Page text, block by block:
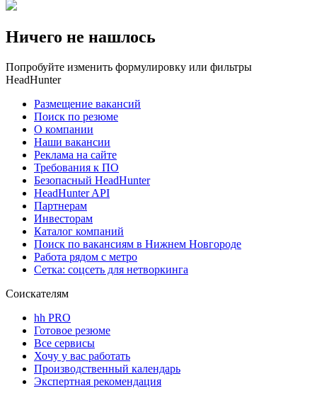
Ничего не нашлось
Попробуйте изменить формулировку или фильтры
HeadHunter
Размещение вакансий
Поиск по резюме
О компании
Наши вакансии
Реклама на сайте
Требования к ПО
Безопасный HeadHunter
HeadHunter API
Партнерам
Инвесторам
Каталог компаний
Поиск по вакансиям в Нижнем Новгороде
Работа рядом с метро
Сетка: соцсеть для нетворкинга
Соискателям
hh PRO
Готовое резюме
Все сервисы
Хочу у вас работать
Производственный календарь
Экспертная рекомендация